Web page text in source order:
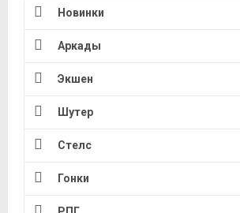
Новинки
Аркады
Экшен
Шутер
Стелс
Гонки